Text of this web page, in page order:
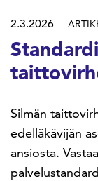
Hae hakutermillä
2.3.2026
Silmän
edelläkävijän
ansiosta.